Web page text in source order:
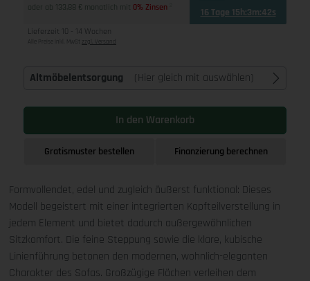
oder ab 133,88 € monatlich mit 0% Zinsen 16 Tage 15h:3m:41s
Lieferzeit 10 - 14 Wochen
Alle Preise inkl. MwSt zzgl. Versand
Altmöbelentsorgung (Hier gleich mit auswählen)
In den Warenkorb
Gratismuster bestellen Finanzierung berechnen
Formvollendet, edel und zugleich äußerst funktional: Dieses
Modell begeistert mit einer integrierten Kopfteilverstellung in
jedem Element und bietet dadurch außergewöhnlichen
Sitzkomfort. Die feine Steppung sowie die klare, kubische
Linienführung betonen den modernen, wohnlich-eleganten
Charakter des Sofas. Großzügige Flächen verleihen dem